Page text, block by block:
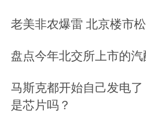
统周期反弹，核心是
AI算力建设大幅拉高
业供给偏紧，推动产
老美非农爆雷 北京楼市
盘点今年北交所上市的汽
马斯克都开始自己发电
是芯片吗？